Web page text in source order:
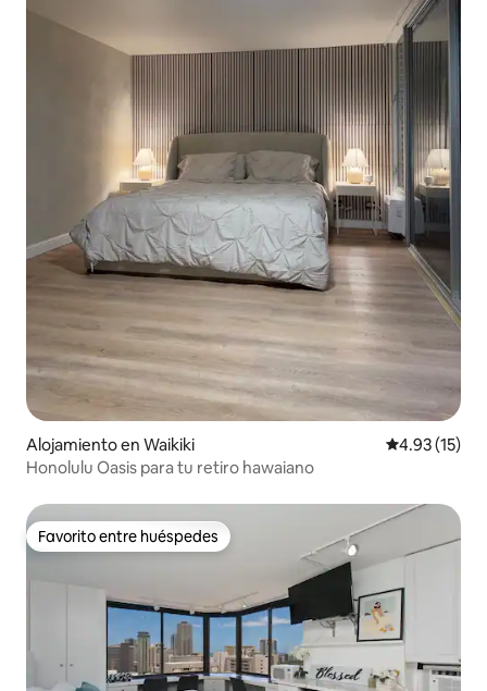
Alojamiento en Waikiki Calificación
4.93 (15)
Honolulu Oasis para tu retiro hawaiano
Favorito entre huéspedes
Favorito entre huéspedes